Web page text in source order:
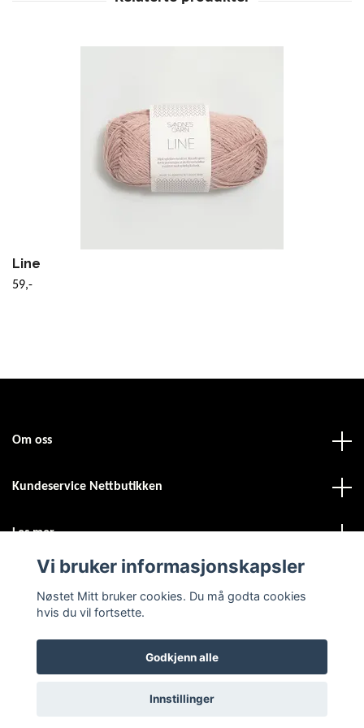
Line
59,-
Om oss
Kundeservice Nettbutikken
Les mer
© 2026 Nøstet MittPowered by Quickbutik
Vi bruker informasjonskapsler
Nøstet Mitt bruker cookies. Du må godta cookies
hvis du vil fortsette.
Godkjenn alle
Innstillinger